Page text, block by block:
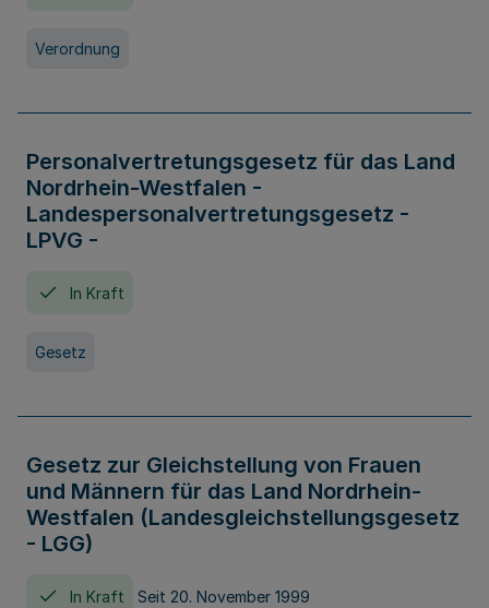
Verordnung
Personalvertretungsgesetz für das Land
Nordrhein-Westfalen -
Landespersonalvertretungsgesetz -
LPVG -
In Kraft
Gesetz
Gesetz zur Gleichstellung von Frauen
und Männern für das Land Nordrhein-
Westfalen (Landesgleichstellungsgesetz
- LGG)
In Kraft Seit 20. November 1999